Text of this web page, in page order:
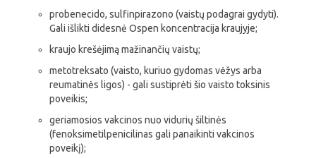
probenecido, sulfinpirazono (vaistų podagrai gydyti).
Gali išlikti didesnė Ospen koncentracija kraujyje;
kraujo krešėjimą mažinančių vaistų;
metotreksato (vaisto, kuriuo gydomas vėžys arba
reumatinės ligos) - gali sustiprėti šio vaisto toksinis
poveikis;
geriamosios vakcinos nuo vidurių šiltinės
(fenoksimetilpenicilinas gali panaikinti vakcinos
poveikį);